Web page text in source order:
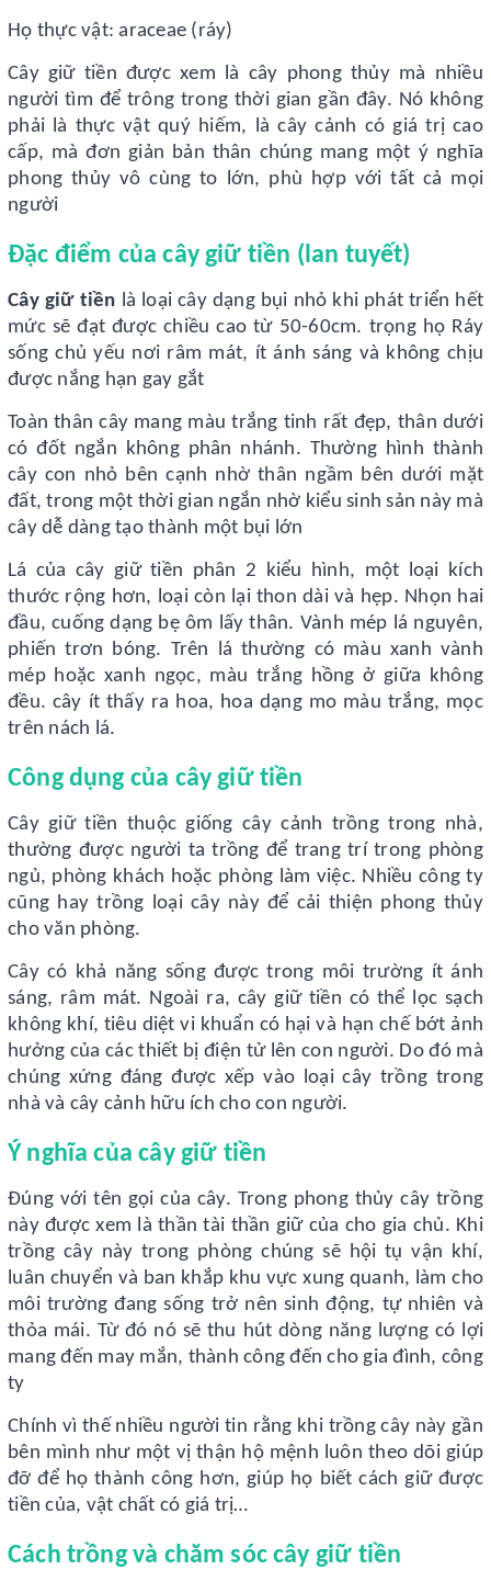
Họ thực vật: araceae (ráy)
Cây giữ tiền được xem là cây phong thủy mà nhiều
người tìm để trông trong thời gian gần đây. Nó không
phải là thực vật quý hiếm, là cây cảnh có giá trị cao
cấp, mà đơn giản bản thân chúng mang một ý nghĩa
phong thủy vô cùng to lớn, phù hợp với tất cả mọi
người
Đặc điểm của cây giữ tiền (lan tuyết)
Cây giữ tiền là loại cây dạng bụi nhỏ khi phát triển hết
mức sẽ đạt được chiều cao từ 50-60cm. trọng họ Ráy
sống chủ yếu nơi râm mát, ít ánh sáng và không chịu
được nắng hạn gay gắt
Toàn thân cây mang màu trắng tinh rất đẹp, thân dưới
có đốt ngắn không phân nhánh. Thường hình thành
cây con nhỏ bên cạnh nhờ thân ngầm bên dưới mặt
đất, trong một thời gian ngắn nhờ kiểu sinh sản này mà
cây dễ dàng tạo thành một bụi lớn
Lá của cây giữ tiền phân 2 kiểu hình, một loại kích
thước rộng hơn, loại còn lại thon dài và hẹp. Nhọn hai
đầu, cuống dạng bẹ ôm lấy thân. Vành mép lá nguyên,
phiến trơn bóng. Trên lá thường có màu xanh vành
mép hoặc xanh ngọc, màu trắng hồng ở giữa không
đều. cây ít thấy ra hoa, hoa dạng mo màu trắng, mọc
trên nách lá.
Công dụng của cây giữ tiền
Cây giữ tiền thuộc giống cây cảnh trồng trong nhà,
thường được người ta trồng để trang trí trong phòng
ngủ, phòng khách hoặc phòng làm việc. Nhiều công ty
cũng hay trồng loại cây này để cải thiện phong thủy
cho văn phòng.
Cây có khả năng sống được trong môi trường ít ánh
sáng, râm mát. Ngoài ra, cây giữ tiền có thể lọc sạch
không khí, tiêu diệt vi khuẩn có hại và hạn chế bớt ảnh
hưởng của các thiết bị điện tử lên con người. Do đó mà
chúng xứng đáng được xếp vào loại cây trồng trong
nhà và cây cảnh hữu ích cho con người.
Ý nghĩa của cây giữ tiền
Đúng với tên gọi của cây. Trong phong thủy cây trồng
này được xem là thần tài thần giữ của cho gia chủ. Khi
trồng cây này trong phòng chúng sẽ hội tụ vận khí,
luân chuyển và ban khắp khu vực xung quanh, làm cho
môi trường đang sống trở nên sinh động, tự nhiên và
thỏa mái. Từ đó nó sẽ thu hút dòng năng lượng có lợi
mang đến may mắn, thành công đến cho gia đình, công
ty
Chính vì thế nhiều người tin rằng khi trồng cây này gần
bên mình như một vị thận hộ mệnh luôn theo dõi giúp
đỡ để họ thành công hơn, giúp họ biết cách giữ được
tiền của, vật chất có giá trị…
Cách trồng và chăm sóc cây giữ tiền